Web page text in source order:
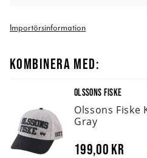
Importörsinformation
KOMBINERA MED:
OLSSONS FISKE
Olssons Fiske
Gray
199,00 kr